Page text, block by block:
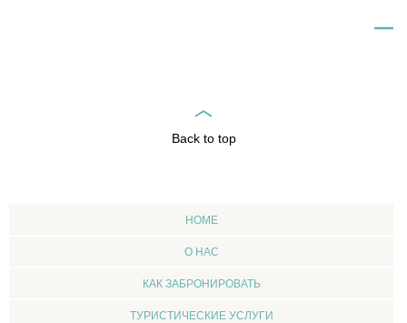
Back to top
HOME
О НАС
КАК ЗАБРОНИРОВАТЬ
ТУРИСТИЧЕСКИЕ УСЛУГИ